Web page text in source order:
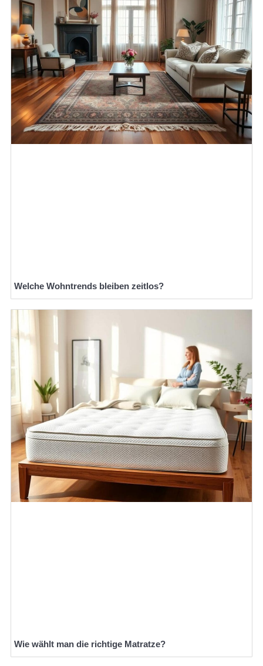
Welche Wohntrends bleiben zeitlos?
Wie wählt man die richtige Matratze?